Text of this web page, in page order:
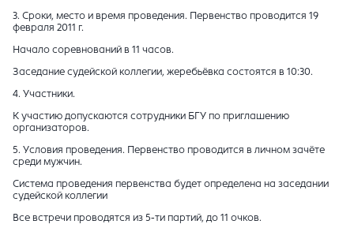
3. Сроки, место и время проведения. Первенство проводится 19
февраля 2011 г.
Начало соревнований в 11 часов.
Заседание судейской коллегии, жеребьёвка состоятся в 10:30.
4. Участники.
К участию допускаются сотрудники БГУ по приглашению
организаторов.
5. Условия проведения. Первенство проводится в личном зачёте
среди мужчин.
Система проведения первенства будет определена на заседании
судейской коллегии
Все встречи проводятся из 5-ти партий, до 11 очков.